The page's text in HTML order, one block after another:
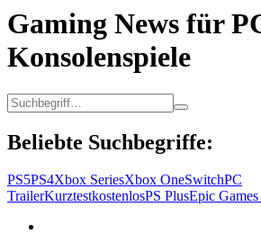
Gaming News für
Konsolenspiele
Beliebte Suchbegriffe:
PS5PS4Xbox SeriesXbox OneSwitchPC
TrailerKurztestkostenlosPS PlusEpic Games